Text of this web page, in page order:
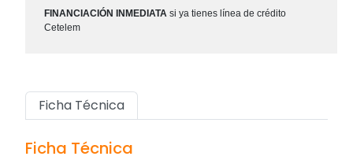
FINANCIACIÓN INMEDIATA si ya tienes línea de crédito
Cetelem
Ficha Técnica
Ficha Técnica